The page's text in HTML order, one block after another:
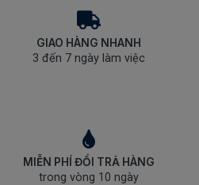
GIAO HÀNG NHANH
3 đến 7 ngày làm việc
MIỄN PHÍ ĐỔI TRẢ HÀNG
trong vòng 10 ngày